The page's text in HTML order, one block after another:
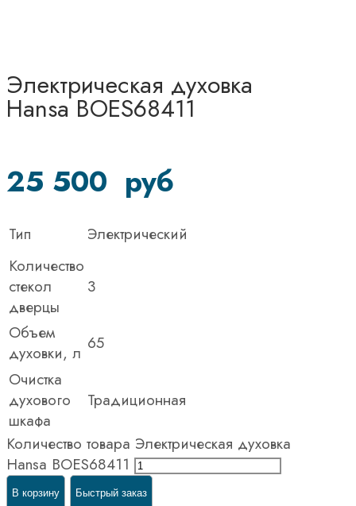
Электрическая духовка
Hansa BOES68411
25 500 руб
Тип
Электрический
Количество
стекол
дверцы
3
Объем
духовки, л 65
Очистка
духового
шкафа
Традиционная
Количество товара Электрическая духовка
Hansa BOES68411
В корзину Быстрый заказ